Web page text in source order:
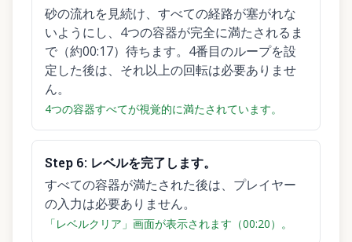
砂の流れを見続け、すべての経路が塞がれな
いようにし、4つの容器が完全に満たされるま
で（約00:17）待ちます。4番目のループを設
定した後は、それ以上の回転は必要ありませ
ん。
4つの容器すべてが視覚的に満たされています。
Step 6: レベルを完了します。
すべての容器が満たされた後は、プレイヤー
の入力は必要ありません。
「レベルクリア」画面が表示されます（00:20）。